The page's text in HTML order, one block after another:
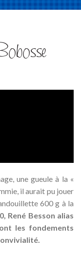
une gueule à la «
il aurait pu jouer
600 g à la
René Besson alias
les fondements